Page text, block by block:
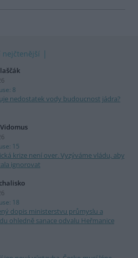
nejčtenější
8
nedostatek vody budoucnost jádra?
15
krize není over. Vyzýváme vládu, aby
ignorovat
18
dopis ministerstvu průmyslu a
ohledně sanace odvalu Heřmanice